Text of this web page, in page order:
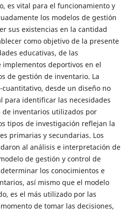
es vital para el funcionamiento y
los modelos de gestión
sus existencias en la cantidad
como objetivo de la presente
educativas, de las
deportivos en el
de gestión de inventario. La
desde un diseño no
para identificar las necesidades
de inventarios utilizados por
tipos de investigación reflejan la
primarias y secundarias. Los
al análisis e interpretación de
de gestión y control de
los conocimientos e
así mismo que el modelo
es el más utilizado por las
de tomar las decisiones,